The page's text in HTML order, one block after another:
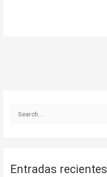
a
Entradas recientes